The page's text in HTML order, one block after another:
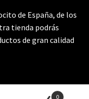
de España, de los
tienda podrás
de gran calidad
0